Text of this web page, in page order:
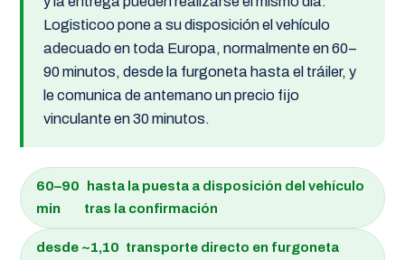
Logisticoo pone a su disposición el vehículo
adecuado en toda Europa, normalmente en 60–
90 minutos, desde la furgoneta hasta el tráiler, y
le comunica de antemano un precio fijo
vinculante en 30 minutos.
60–90
min
hasta la puesta a disposición del vehículo
tras la confirmación
desde ~1,10 transporte directo en furgoneta